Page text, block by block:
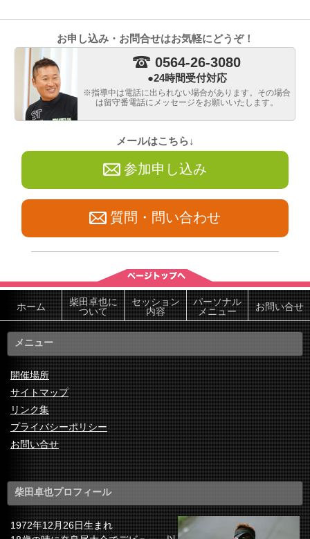
お申し込み・お問合せはお気軽にどうぞ！
0564-26-3080
●24時間受付対応
※指導中は電話に出られない場合があります。 その場合
は留守番電話にメッセージをお願いいたします。
メールはこちら↓
参加申し込み
質問・問い合わせ
ホーム
柴田卓也に
ついて
セッション
内容
パーソナル
メニュー
お問い合せ
メニュー
開催場所
サイトマップ
リンク集
プライバシーポリシー
お問い合せ
柴田卓也プロフィール
1972年12月26日生まれ